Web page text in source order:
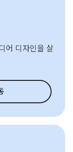
어 디자인을 살